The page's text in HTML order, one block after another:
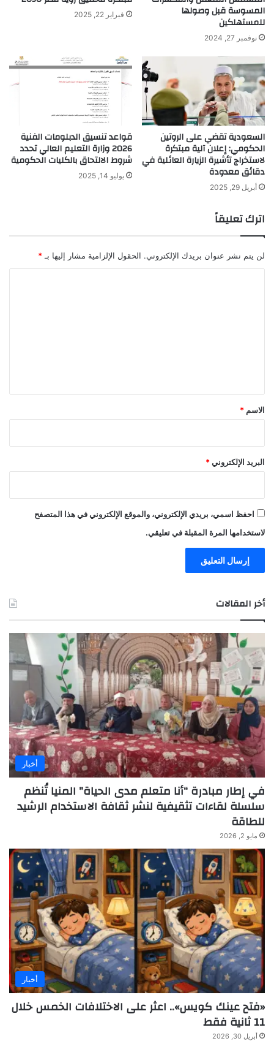
المسوسة قبل وصولها
للمستهلكين
نوفمبر 27, 2024
فبراير 22, 2025
السعودية تقضي على الروتين
الحكومي: إعلان آلية مبتكرة
لاستخراج تأشيرة الزيارة العائلية في
دقائق معدودة
أبريل 29, 2025
قواعد تنسيق الدبلومات الفنية
2026 وزارة التعليم العالي تحدد
شروط الالتحاق بالكليات الحكومية
يوليو 14, 2025
اترك تعليقاً
لن يتم نشر عنوان بريدك الإلكتروني. الحقول الإلزامية مشار إليها بـ *
*
الاسم *
البريد الإلكتروني *
احفظ اسمي، بريدي الإلكتروني، والموقع الإلكتروني في هذا المتصفح
لاستخدامها المرة المقبلة في تعليقي.
أخر المقالات
أخبار
في إطار مبادرة “أنا متعلم مدى الحياة” المنيا تُنظم
سلسلة لقاءات تثقيفية لنشر ثقافة الاستخدام الرشيد
للطاقة
مايو 2, 2026
أخبار
«فتح عينك كويس».. اعثر على الاختلافات الخمس خلال
11 ثانية فقط
أبريل 30, 2026